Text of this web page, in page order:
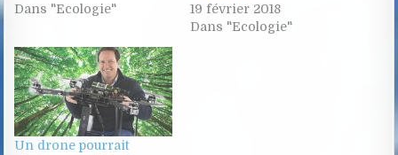
Dans "Ecologie"
19 février 2018
Dans "Ecologie"
Un drone pourrait